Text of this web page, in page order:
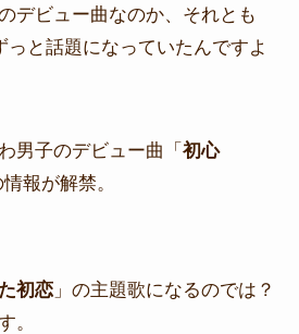
デビュー曲なのか、それとも
っと話題になっていたんですよ
男子のデビュー曲「 初心
報が解禁。
初恋」の主題歌になるのでは？
。